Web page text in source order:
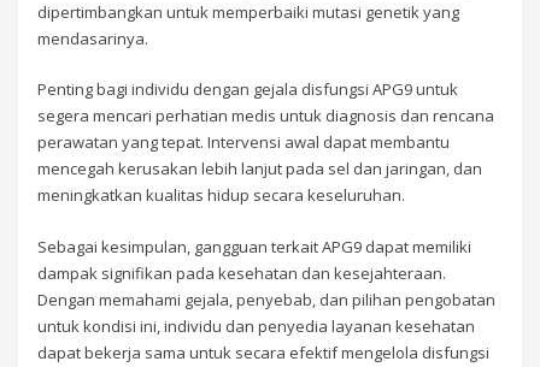
dipertimbangkan untuk memperbaiki mutasi genetik yang
mendasarinya.
Penting bagi individu dengan gejala disfungsi APG9 untuk
segera mencari perhatian medis untuk diagnosis dan rencana
perawatan yang tepat. Intervensi awal dapat membantu
mencegah kerusakan lebih lanjut pada sel dan jaringan, dan
meningkatkan kualitas hidup secara keseluruhan.
Sebagai kesimpulan, gangguan terkait APG9 dapat memiliki
dampak signifikan pada kesehatan dan kesejahteraan.
Dengan memahami gejala, penyebab, dan pilihan pengobatan
untuk kondisi ini, individu dan penyedia layanan kesehatan
dapat bekerja sama untuk secara efektif mengelola disfungsi